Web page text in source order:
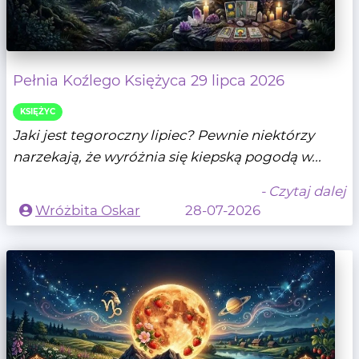
Pełnia Koźlego Księżyca 29 lipca 2026
KSIĘŻYC
Jaki jest tegoroczny lipiec? Pewnie niektórzy
narzekają, że wyróżnia się kiepską pogodą w...
- Czytaj dalej
Wróżbita Oskar
28-07-2026